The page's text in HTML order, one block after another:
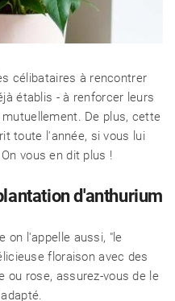
célibataires à rencontrer
établis - à renforcer leurs
De plus, cette
toute l'année, si vous lui
vous en dit plus !
d'anthurium
on l'appelle aussi, "le
floraison avec des
ou rose, assurez-vous de le